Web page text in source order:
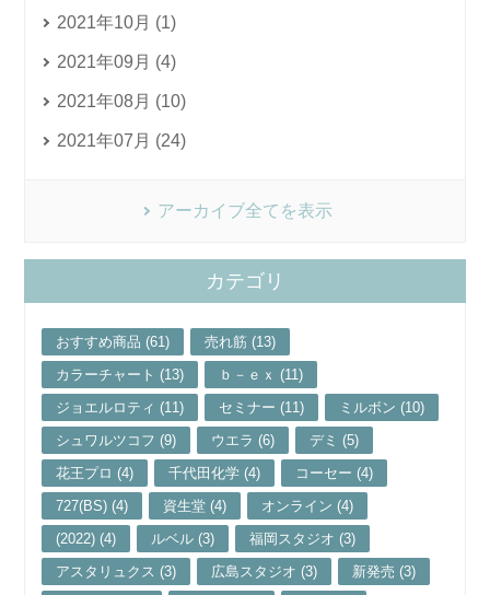
2021年10月 (1)
2021年09月 (4)
2021年08月 (10)
2021年07月 (24)
アーカイブ全てを表示
カテゴリ
おすすめ商品 (61)
売れ筋 (13)
カラーチャート (13)
ｂ－ｅｘ (11)
ジョエルロティ (11)
セミナー (11)
ミルボン (10)
シュワルツコフ (9)
ウエラ (6)
デミ (5)
花王プロ (4)
千代田化学 (4)
コーセー (4)
727(BS) (4)
資生堂 (4)
オンライン (4)
(2022) (4)
ルベル (3)
福岡スタジオ (3)
アスタリュクス (3)
広島スタジオ (3)
新発売 (3)